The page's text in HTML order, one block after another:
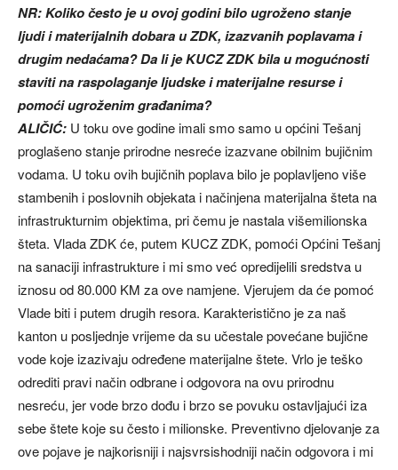
NR: Koliko često je u ovoj godini bilo ugroženo stanje
ljudi i materijalnih dobara u ZDK, izazvanih poplavama i
drugim nedaćama? Da li je KUCZ ZDK bila u mogućnosti
staviti na raspolaganje ljudske i materijalne resurse i
pomoći ugroženim građanima?
ALIČIĆ: U toku ove godine imali smo samo u općini Tešanj
proglašeno stanje prirodne nesreće izazvane obilnim bujičnim
vodama. U toku ovih bujičnih poplava bilo je poplavljeno više
stambenih i poslovnih objekata i načinjena materijalna šteta na
infrastrukturnim objektima, pri čemu je nastala višemilionska
šteta. Vlada ZDK će, putem KUCZ ZDK, pomoći Općini Tešanj
na sanaciji infrastrukture i mi smo već opredijelili sredstva u
iznosu od 80.000 KM za ove namjene. Vjerujem da će pomoć
Vlade biti i putem drugih resora. Karakteristično je za naš
kanton u posljednje vrijeme da su učestale povećane bujične
vode koje izazivaju određene materijalne štete. Vrlo je teško
odrediti pravi način odbrane i odgovora na ovu prirodnu
nesreću, jer vode brzo dođu i brzo se povuku ostavljajući iza
sebe štete koje su često i milionske. Preventivno djelovanje za
ove pojave je najkorisniji i najsvrsishodniji način odgovora i mi